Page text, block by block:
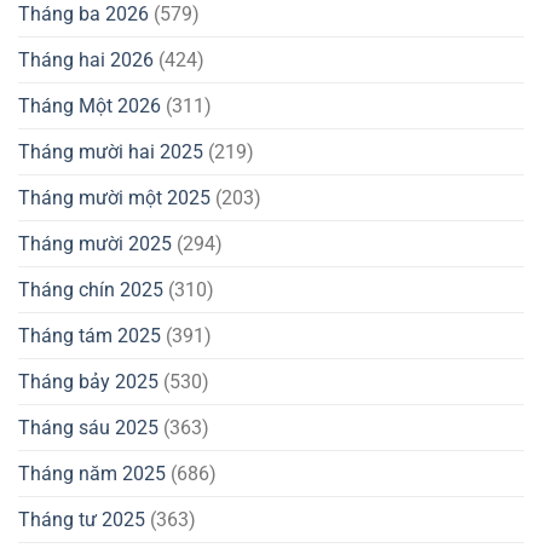
Tháng ba 2026 (579)
Tháng hai 2026 (424)
Tháng Một 2026 (311)
Tháng mười hai 2025 (219)
Tháng mười một 2025 (203)
Tháng mười 2025 (294)
Tháng chín 2025 (310)
Tháng tám 2025 (391)
Tháng bảy 2025 (530)
Tháng sáu 2025 (363)
Tháng năm 2025 (686)
Tháng tư 2025 (363)